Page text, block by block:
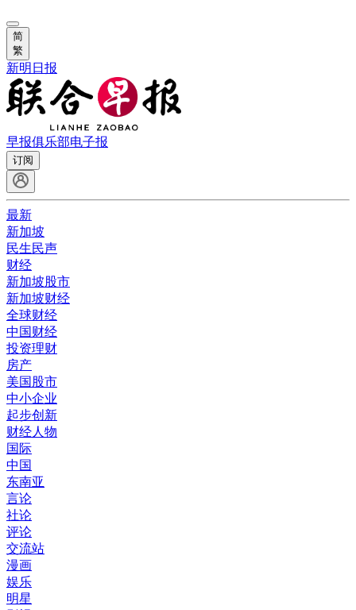
简
繁
新明日报
早报俱乐部电子报
订阅
最新
新加坡
民生民声
财经
新加坡股市
新加坡财经
全球财经
中国财经
投资理财
房产
美国股市
中小企业
起步创新
财经人物
国际
中国
东南亚
言论
社论
评论
交流站
漫画
娱乐
明星